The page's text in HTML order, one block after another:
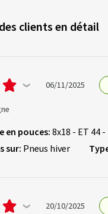
clients en détail
06/11/2025
en pouces:8x18 - ET 44
sur: Pneus hiver
20/10/2025